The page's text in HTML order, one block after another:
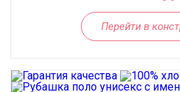
Перейти в